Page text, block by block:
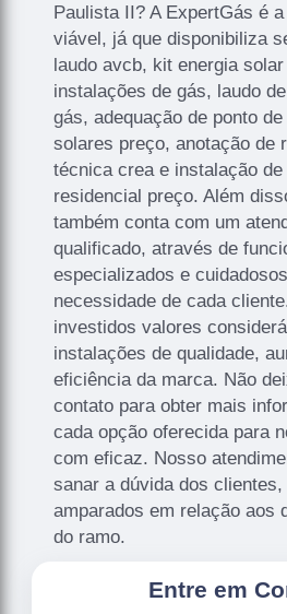
Paulista II? A ExpertGás é
viável, já que disponibiliza
laudo avcb, kit energia
instalações de gás, laudo
gás, adequação de ponto
solares preço, anotação de
técnica crea e instalação
residencial preço. Além
também conta com um
qualificado, através de
especializados e
necessidade de cada
investidos valores
instalações de qualidade,
eficiência da marca. Não
contato para obter mais
cada opção oferecida para
com eficaz. Nosso
sanar a dúvida dos clientes,
amparados em relação aos
do ramo.
Entre em